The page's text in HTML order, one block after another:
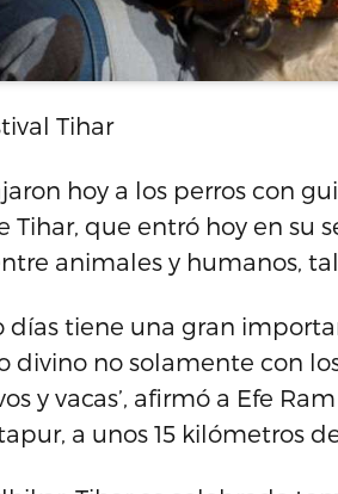
Tihar
hoy a los perros con
que entró hoy en su
animales y humanos,
días tiene una gran
divino no solamente con
y vacas’, afirmó a Efe
a unos 15 kilómetros